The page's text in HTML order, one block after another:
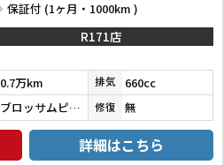
保証付 (1ヶ月・1000km )
R171店
0.7万km 排気 660cc
ブロッサムピンクチタンメタリック 修復 無
詳細はこちら